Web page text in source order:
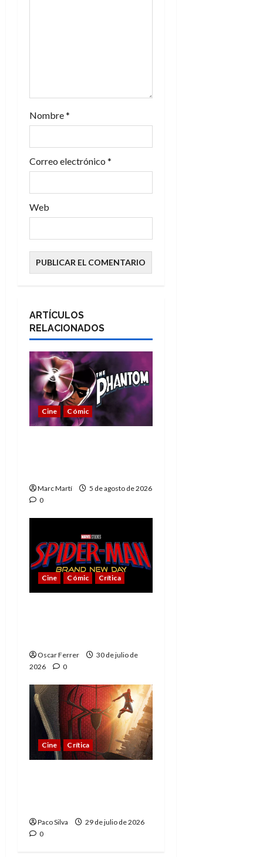
r
d
s
Nombre*
Correo electrónico *
Web
ARTÍCULOS
RELACIONADOS
Cine Cómic
Marc Martí
5 de agosto de 2026
0
Cine Cómic Crítica
Oscar Ferrer
30 de julio de
2026
0
Cine Crítica
Paco Silva
29 de julio de 2026
0